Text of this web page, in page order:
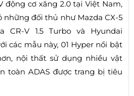
động cơ xăng 2.0 tại Việt Nam,
những đối thủ như Mazda CX-5
CR-V 1.5 Turbo và Hyundai
các mẫu này, 01 Hyper nổi bật
nội thất sử dụng nhiều vật
toàn ADAS được trang bị tiêu